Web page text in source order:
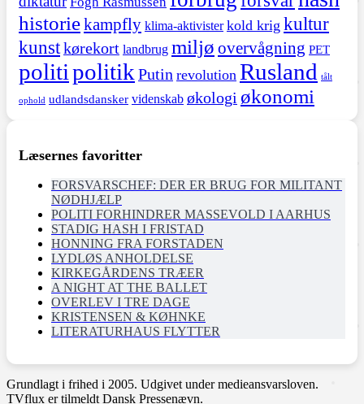
historiekampfly klima-aktivister kold krig kultur
kunstkørekort landbrug miljø overvågning PET
politipolitik Putin revolution Rusland tålt
ophold udlandsdansker videnskab økologi økonomi
Læsernes favoritter
FORSVARSCHEF: DER ER BRUG FOR MILITANT
NØDHJÆLP
POLITI FORHINDRER MASSEVOLD I AARHUS
STADIG HASH I FRISTAD
HONNING FRA FORSTADEN
LYDLØS ANHOLDELSE
KIRKEGÅRDENS TRÆER
A NIGHT AT THE BALLET
OVERLEV I TRE DAGE
KRISTENSEN & KØHNKE
LITERATURHAUS FLYTTER
Grundlagt i frihed i 2005. Udgivet under medieansvarsloven.
TVflux er tilmeldt Dansk Pressenævn.